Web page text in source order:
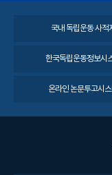
국내 독립운동 사적
한국독립운동정보시
온라인 논문투고시